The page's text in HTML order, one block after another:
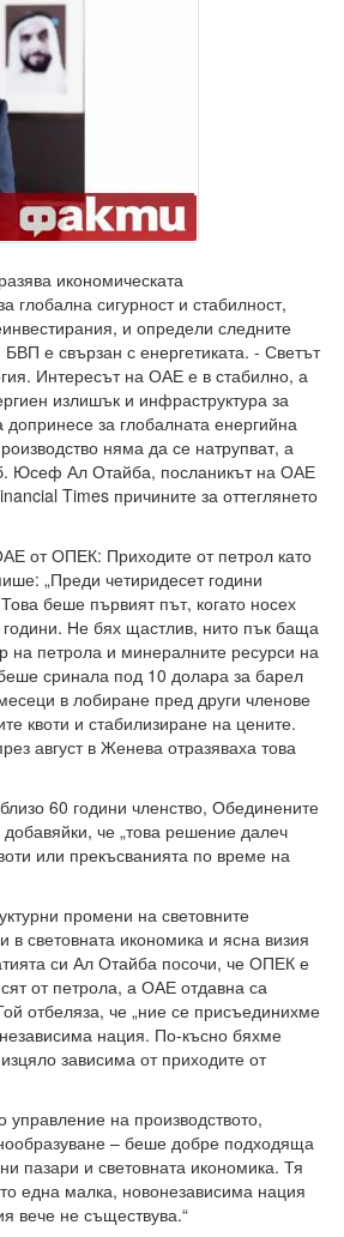
икономическата
глобална сигурност и стабилност,
и определи следните
е свързан с енергетиката. - Светът
Интересът на ОАЕ е в стабилно, а
излишък и инфраструктура за
за глобалната енергийна
няма да се натрупват, а
Юсеф Ал Отайба, посланикът на ОАЕ
Times причините за оттеглянето
от ОПЕК: Приходите от петрол като
„Преди четиридесет години
беше първият път, когато носех
Не бях щастлив, нито пък баща
петрола и минералните ресурси на
сринала под 10 долара за барел
в лобиране пред други членове
квоти и стабилизиране на цените.
август в Женева отразяваха това
60 години членство, Обединените
че „това решение далеч
или прекъсванията по време на
промени на световните
световната икономика и ясна визия
си Ал Отайба посочи, че ОПЕК е
от петрола, а ОАЕ отдавна са
отбеляза, че „ние се присъединихме
нация. По-късно бяхме
зависима от приходите от
на производството,
– беше добре подходяща
пазари и световната икономика. Тя
една малка, новонезависима нация
вече не съществува.“